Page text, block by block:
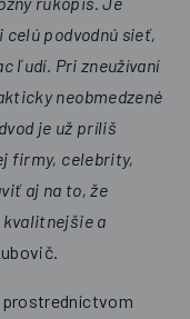
podvodnú sieť,
ľudí. Pri zneužívaní
neobmedzené
je už príliš
firmy, celebrity,
aj na to, že
kvalitnejšie a
prostredníctvom